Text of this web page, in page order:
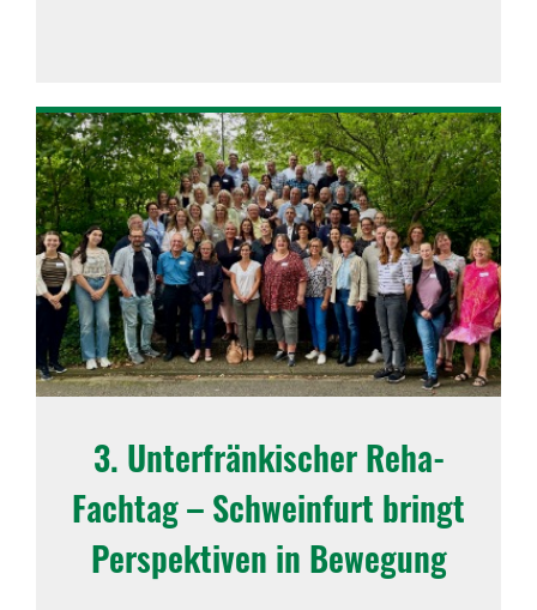
3. Unter­frän­ki­scher Reha-
Fachtag – Schwein­furt bringt
Perspek­tiven in Bewe­gung